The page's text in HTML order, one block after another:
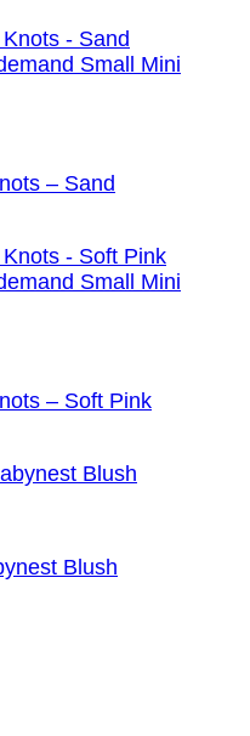
– Sand
– Soft Pink
Blush